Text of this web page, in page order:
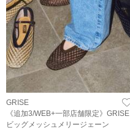
GRISE
《追加3/WEB+一部店舗限定》GRISE
ビッグメッシュメリージェーン